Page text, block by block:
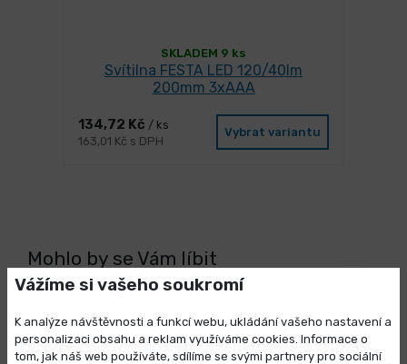
SKLADEM 9 ks
Svítilna FESTA LED 120/40lm
200mm 3xAAA
134,72 Kč / ks
163,01 Kč s DPH
Vybrat variantu
Mohlo by se Vám líbit
Vážíme si vašeho soukromí
K analýze návštěvnosti a funkcí webu, ukládání vašeho nastavení a
personalizaci obsahu a reklam využíváme cookies. Informace o
tom, jak náš web používáte, sdílíme se svými partnery pro sociální